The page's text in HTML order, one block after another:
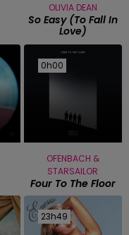
OLIVIA DEAN
So Easy (to Fall In
Love)
0h00
0h00
OFENBACH &
STARSAILOR
Four To The Floor
23h49
23h49